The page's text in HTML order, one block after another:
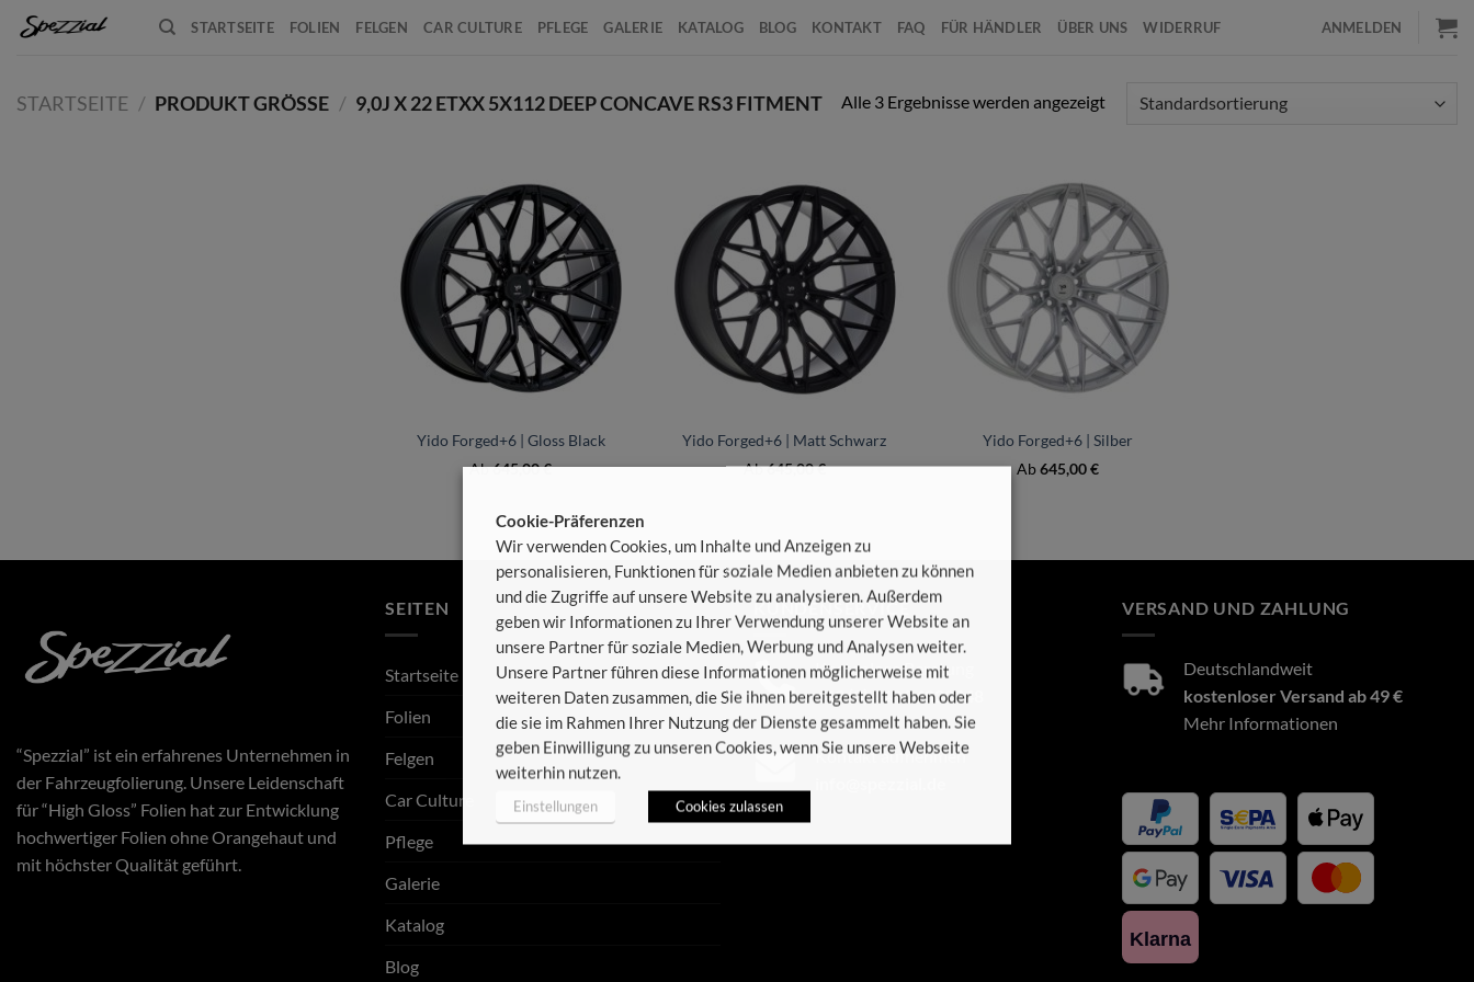
Zum
Inhalt
STARTSEITE FOLIEN FELGEN CAR CULTURE PFLEGE GALERIE KATALOG BLOG KONTAKT FAQ FÜR HÄNDLER ÜBER UNS WIDERRUF ANMELDEN
STARTSEITE / PRODUKT GRÖSSE / 9,0J X 22 ETXX 5X112 DEEP CONCAVE RS3 FITMENT Alle 3 Ergebnisse werden angezeigt
Yido Forged+6 | Gloss Black
Ab645,00€
Yido Forged+6 | Matt Schwarz
Ab645,00€
Yido Forged+6 | Silber
Ab645,00€
“Spezzial” ist ein erfahrenes Unternehmen in
der Fahrzeugfolierung. Unsere Leidenschaft
für “High Gloss” Folien hat zur Entwicklung
hochwertiger Folien ohne Orangehaut und
mit höchster Qualität geführt.
SEITEN
Startseite
Folien
Felgen
Car Culture
Pflege
Galerie
Katalog
Blog
KUNDENSERVICE
Kostenlose Beratung
+49 (0) 4486 4828348
Kontakt aufnehmen
VERSAND UND ZAHLUNG
Deutschlandweit
kostenloser Versand ab 49 €
Mehr Informationen
Klarna
Cookie-Präferenzen
Wir verwenden Cookies, um Inhalte und Anzeigen zu
personalisieren, Funktionen für soziale Medien anbieten zu können
und die Zugriffe auf unsere Website zu analysieren. Außerdem
geben wir Informationen zu Ihrer Verwendung unserer Website an
unsere Partner für soziale Medien, Werbung und Analysen weiter.
Unsere Partner führen diese Informationen möglicherweise mit
weiteren Daten zusammen, die Sie ihnen bereitgestellt haben oder
die sie im Rahmen Ihrer Nutzung der Dienste gesammelt haben. Sie
geben Einwilligung zu unseren Cookies, wenn Sie unsere Webseite
weiterhin nutzen.
Einstellungen Cookies zulassen